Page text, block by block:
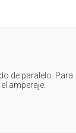
de paralelo. Para
amperaje.